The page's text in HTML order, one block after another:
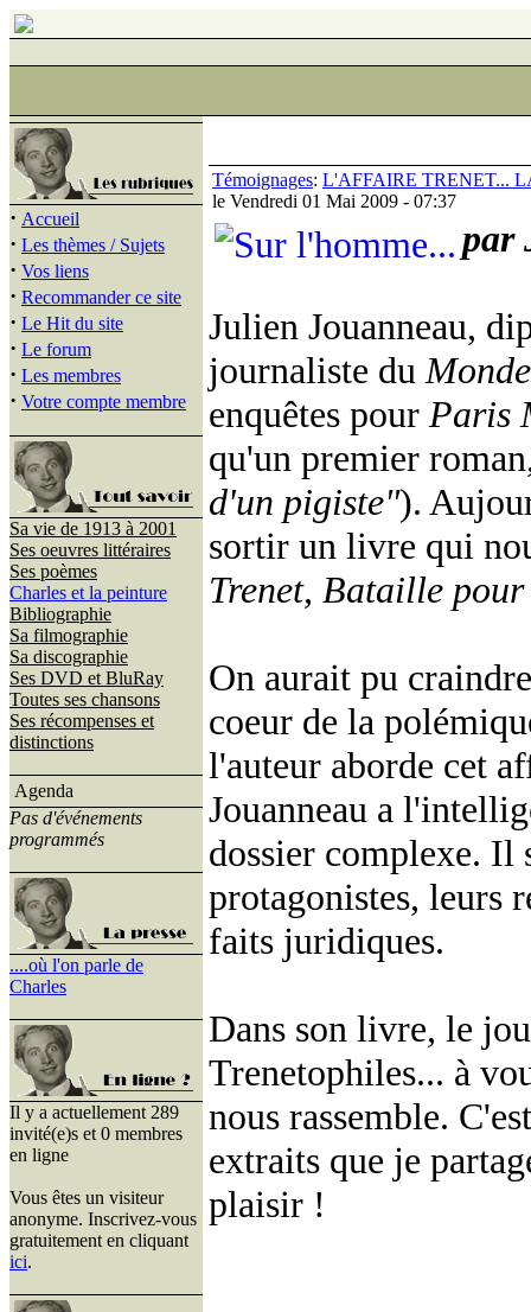
· Accueil
· Les thèmes / Sujets
· Vos liens
· Recommander ce site
· Le Hit du site
· Le forum
· Les membres
· Votre compte membre
Sa vie de 1913 à 2001
Ses oeuvres littéraires
Ses poèmes
Charles et la peinture
Bibliographie
Sa filmographie
Sa discographie
Ses DVD et BluRay
Toutes ses chansons
Ses récompenses et
distinctions
Agenda
Pas d'événements
programmés
....où l'on parle de
Charles
Il y a actuellement 289
invité(e)s et 0 membres
en ligne
Vous êtes un visiteur
anonyme. Inscrivez-vous
gratuitement en cliquant
ici.
Témoignages: L'AFFAIRE TRENET...
le Vendredi 01 Mai 2009 - 07:37
par
Julien Jouanneau,
journaliste du
enquêtes pour Paris
qu'un premier
d'un pigiste").
sortir un livre qui
Trenet, Bataille
On aurait pu
coeur de la
l'auteur aborde cet
Jouanneau a
dossier complexe. Il
protagonistes, leurs
faits juridiques.
Dans son livre, le
Trenetophiles... à
nous rassemble.
extraits que je
plaisir !